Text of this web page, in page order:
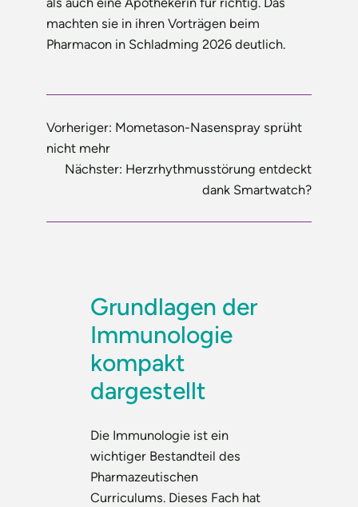
machten sie in ihren Vorträgen beim
Pharmacon in Schladming 2026 deutlich.
Vorheriger: Mometason-Nasenspray sprüht
nicht mehr
Nächster: Herzrhythmusstörung entdeckt
dank Smartwatch?
Grundlagen der
Immunologie
kompakt
dargestellt
Die Immunologie ist ein
wichtiger Bestandteil des
Pharmazeutischen
Curriculums. Dieses Fach hat